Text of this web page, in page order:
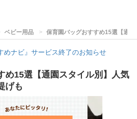
ベビー用品 保育園バッグおすすめ15選【通
めナビ』サービス終了のお知らせ
め15選【通園スタイル別】人気
げも